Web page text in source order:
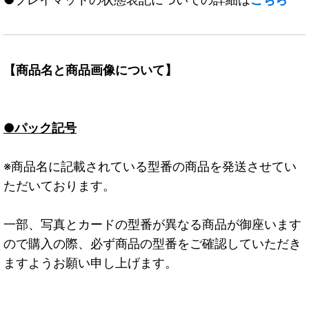
【商品名と商品画像について】
●パック記号
※商品名に記載されている型番の商品を発送させてい
ただいております。
一部、写真とカードの型番が異なる商品が御座います
ので購入の際、必ず商品の型番をご確認していただき
ますようお願い申し上げます。